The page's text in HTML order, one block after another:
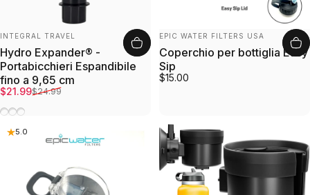
Fornitore:
INTEGRAL TRAVEL
Hydro Expander® -
Portabicchieri Espandibile
fino a 9,65 cm
Prezzo scontato
$21.99
Prezzo di listino
$24.99
Nero
Argento
Bianco
Fornitore:
EPIC WATER FILTERS USA
Coperchio per bottiglia Easy
Sip
$15.00
5.0